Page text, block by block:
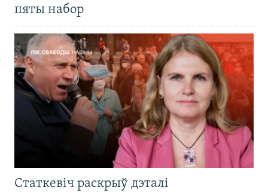
пяты набор
Статкевіч раскрыў дэталі